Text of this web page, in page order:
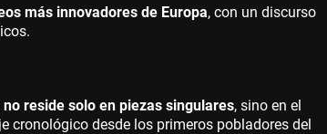
más innovadores de Europa, con un discurso
reside solo en piezas singulares, sino en el
cronológico desde los primeros pobladores del